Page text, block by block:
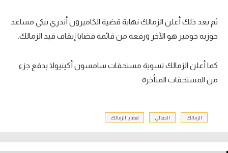
ثم بعد ذلك أعلن الزمالك نهاية قضية الكاميرون أندري بيكي مساعد
جوزيه جوميز هو الآخر ورفعه من قائمة قضايا إيقاف قيد الزمالك.
كما أعلن الزمالك تسوية مستحقات سامسون أكينيولا بدفع جزء
من المستحقات المتأخرة.
الزمالك الجفالي قضايا الزمالك